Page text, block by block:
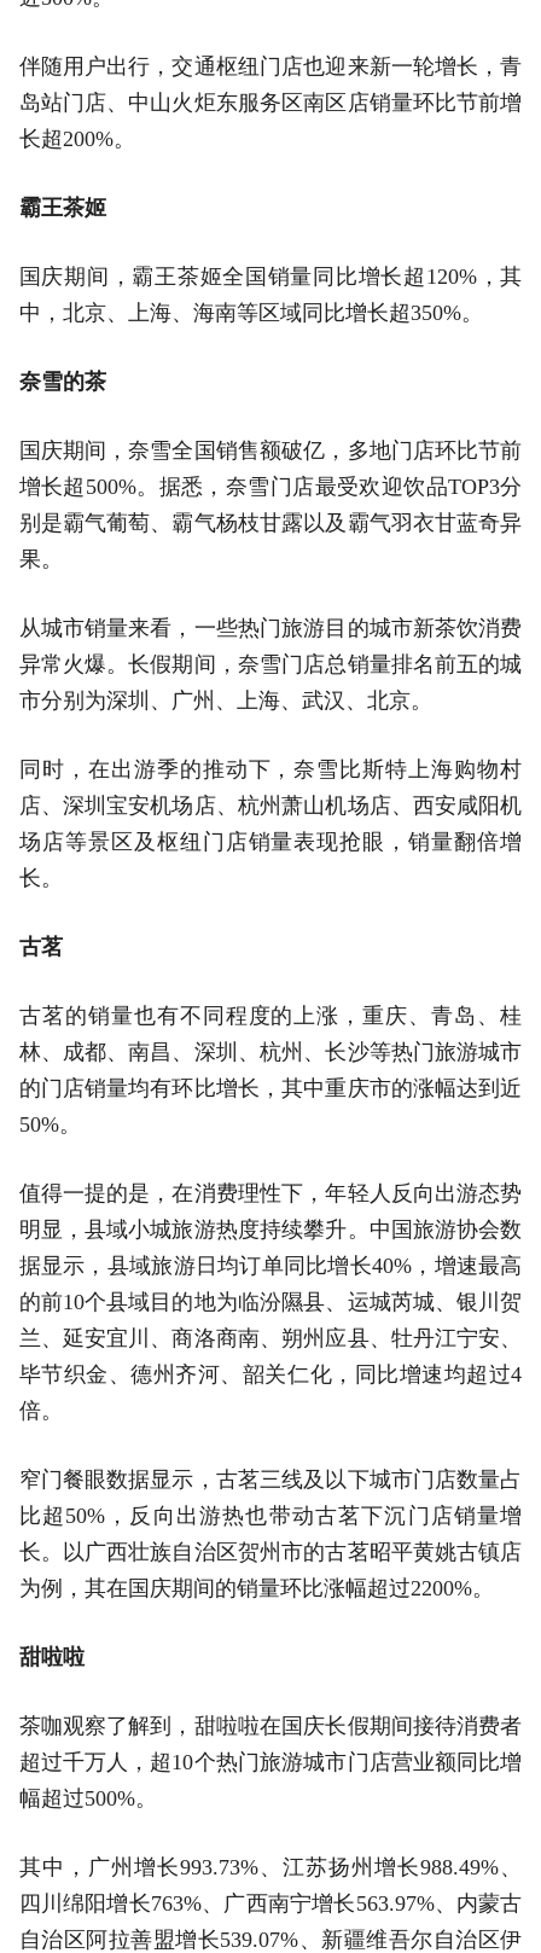
伴随用户出行，交通枢纽门店也迎来新一轮增长，青
岛站门店、中山火炬东服务区南区店销量环比节前增
长超200%。
霸王茶姬
国庆期间，霸王茶姬全国销量同比增长超120%，其
中，北京、上海、海南等区域同比增长超350%。
奈雪的茶
国庆期间，奈雪全国销售额破亿，多地门店环比节前
增长超500%。据悉，奈雪门店最受欢迎饮品TOP3分
别是霸气葡萄、霸气杨枝甘露以及霸气羽衣甘蓝奇异
果。
从城市销量来看，一些热门旅游目的城市新茶饮消费
异常火爆。长假期间，奈雪门店总销量排名前五的城
市分别为深圳、广州、上海、武汉、北京。
同时，在出游季的推动下，奈雪比斯特上海购物村
店、深圳宝安机场店、杭州萧山机场店、西安咸阳机
场店等景区及枢纽门店销量表现抢眼，销量翻倍增
长。
古茗
古茗的销量也有不同程度的上涨，重庆、青岛、桂
林、成都、南昌、深圳、杭州、长沙等热门旅游城市
的门店销量均有环比增长，其中重庆市的涨幅达到近
50%。
值得一提的是，在消费理性下，年轻人反向出游态势
明显，县域小城旅游热度持续攀升。中国旅游协会数
据显示，县域旅游日均订单同比增长40%，增速最高
的前10个县域目的地为临汾隰县、运城芮城、银川贺
兰、延安宜川、商洛商南、朔州应县、牡丹江宁安、
毕节织金、德州齐河、韶关仁化，同比增速均超过4
倍。
窄门餐眼数据显示，古茗三线及以下城市门店数量占
比超50%，反向出游热也带动古茗下沉门店销量增
长。以广西壮族自治区贺州市的古茗昭平黄姚古镇店
为例，其在国庆期间的销量环比涨幅超过2200%。
甜啦啦
茶咖观察了解到，甜啦啦在国庆长假期间接待消费者
超过千万人，超10个热门旅游城市门店营业额同比增
幅超过500%。
其中，广州增长993.73%、江苏扬州增长988.49%、
四川绵阳增长763%、广西南宁增长563.97%、内蒙古
自治区阿拉善盟增长539.07%、新疆维吾尔自治区伊